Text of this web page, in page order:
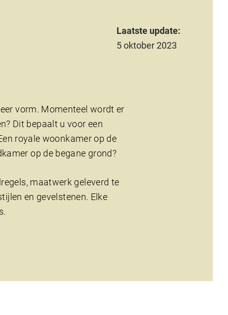
Laatste update:
5 oktober 2023
vorm. Momenteel wordt er
Dit bepaalt u voor een
royale woonkamer op de
op de begane grond?
maatwerk geleverd te
en gevelstenen. Elke